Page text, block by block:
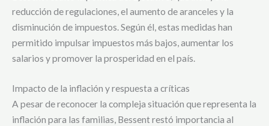
reducción de regulaciones, el aumento de aranceles y la
disminución de impuestos. Según él, estas medidas han
permitido impulsar impuestos más bajos, aumentar los
salarios y promover la prosperidad en el país.
Impacto de la inflación y respuesta a críticas
A pesar de reconocer la compleja situación que representa la
inflación para las familias, Bessent restó importancia al